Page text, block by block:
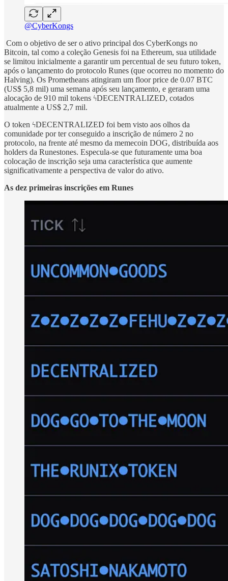
@CyberKongs
Com o objetivo de ser o ativo principal dos CyberKongs no
Bitcoin, tal como a coleção Genesis foi na Ethereum, sua utilidade
se limitou inicialmente a garantir um percentual de seu futuro token,
após o lançamento do protocolo Runes (que ocorreu no momento do
Halving). Os Prometheans atingiram um floor price de 0.07 BTC
(US$ 5,8 mil) uma semana após seu lançamento, e geraram uma
alocação de 910 mil tokens ϟDECENTRALIZED, cotados
atualmente a US$ 2,7 mil.
O token ϟDECENTRALIZED foi bem visto aos olhos da
comunidade por ter conseguido a inscrição de número 2 no
protocolo, na frente até mesmo da memecoin DOG, distribuída aos
holders da Runestones. Especula-se que futuramente uma boa
colocação de inscrição seja uma característica que aumente
significativamente a perspectiva de valor do ativo.
As dez primeiras inscrições em Runes